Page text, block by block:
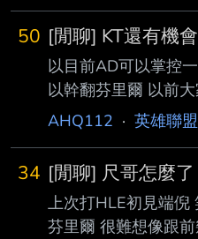
艾吉歐 2 單單單單單
細節不夠 瓜中之瓜
夜奏花 (我愛手錶
老闆 (蛇蛇) 史上最
Kaze
50 [閒聊] KT還有機
以目前AD可以掌控
以幹翻芬里爾 以前
伍是KT 因為你永遠
剛剛也是輾壓了 HLE
有機會嗎 一樓
on my iPhone --
AHQ112 · 英雄聯
34 [閒聊] 尺哥怎麼了
上次打HLE初見端倪
芬里爾 很難想像跟